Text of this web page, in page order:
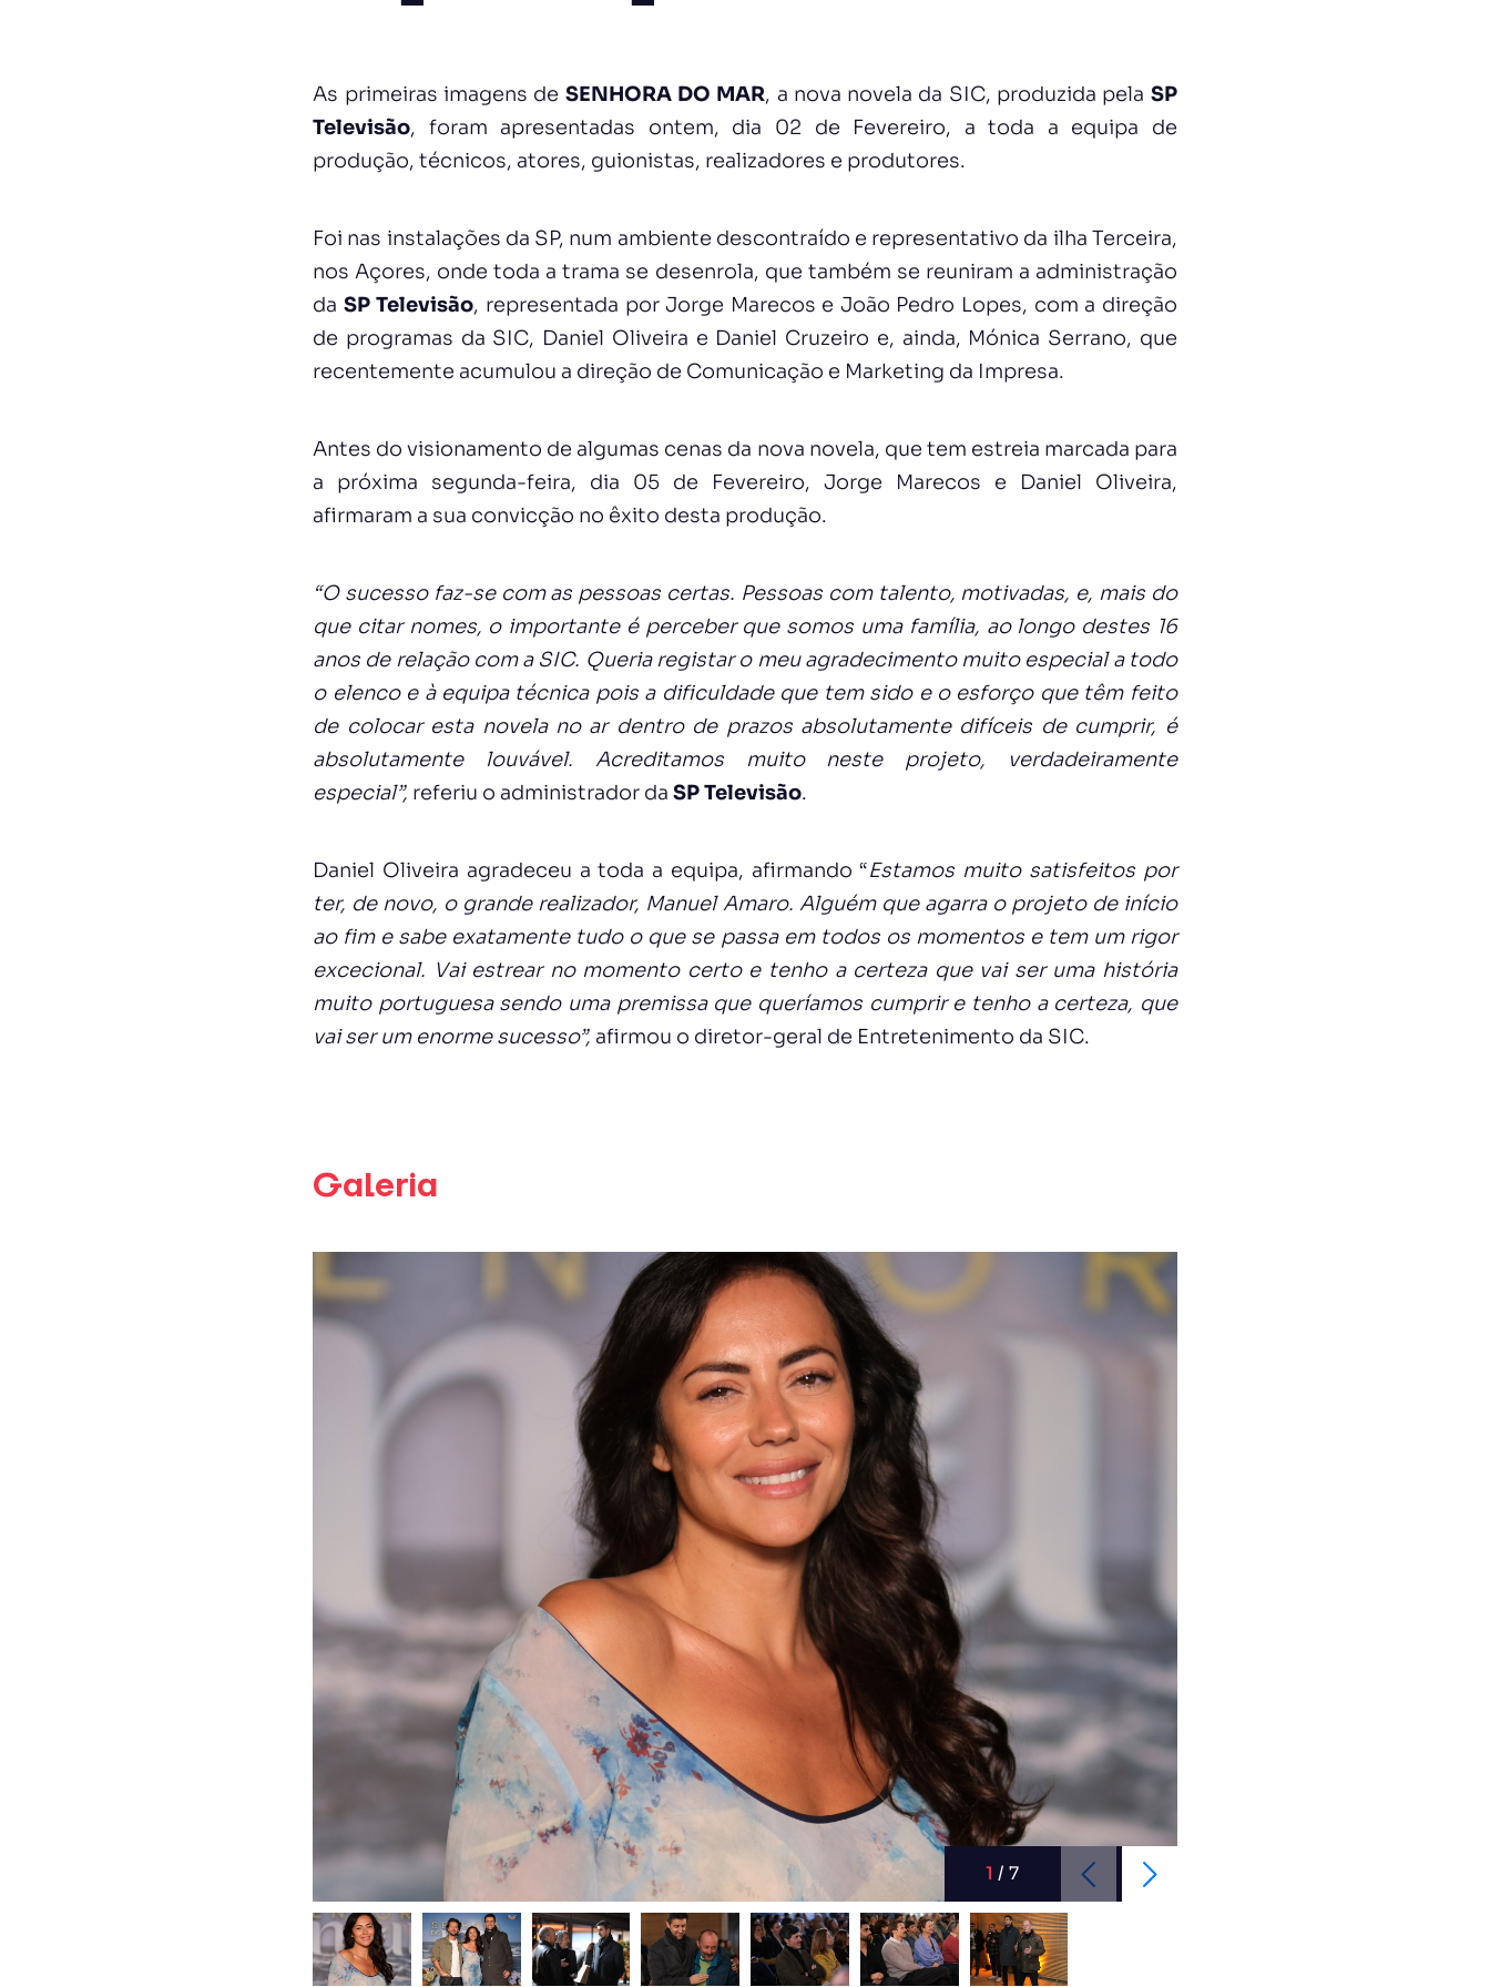
As primeiras imagens de SENHORA DO MAR, a nova novela da SIC, produzida pela SP
Televisão, foram apresentadas ontem, dia 02 de Fevereiro, a toda a equipa de
produção, técnicos, atores, guionistas, realizadores e produtores.
Foi nas instalações da SP, num ambiente descontraído e representativo da ilha Terceira,
nos Açores, onde toda a trama se desenrola, que também se reuniram a administração
da SP Televisão, representada por Jorge Marecos e João Pedro Lopes, com a direção
de programas da SIC, Daniel Oliveira e Daniel Cruzeiro e, ainda, Mónica Serrano, que
recentemente acumulou a direção de Comunicação e Marketing da Impresa.
Antes do visionamento de algumas cenas da nova novela, que tem estreia marcada para
a próxima segunda-feira, dia 05 de Fevereiro, Jorge Marecos e Daniel Oliveira,
afirmaram a sua convicção no êxito desta produção.
“O sucesso faz-se com as pessoas certas. Pessoas com talento, motivadas, e, mais do
que citar nomes, o importante é perceber que somos uma família, ao longo destes 16
anos de relação com a SIC. Queria registar o meu agradecimento muito especial a todo
o elenco e à equipa técnica pois a dificuldade que tem sido e o esforço que têm feito
de colocar esta novela no ar dentro de prazos absolutamente difíceis de cumprir, é
absolutamente louvável.
Acreditamos muito neste projeto, verdadeiramente
especial”, referiu o administrador daSP Televisão.
Daniel Oliveira agradeceu a toda a equipa, afirmando “Estamos muito satisfeitos por
ter, de novo, o grande realizador, Manuel Amaro. Alguém que agarra o projeto de início
ao fim e sabe exatamente tudo o que se passa em todos os momentos e tem um rigor
excecional. Vai estrear no momento certo e tenho a certeza que vai ser uma história
muito portuguesa sendo uma premissa que queríamos cumprir e tenho a certeza, que
vai ser um enorme sucesso”, afirmou o diretor-geral de Entretenimento da SIC.
Galeria
1 /7